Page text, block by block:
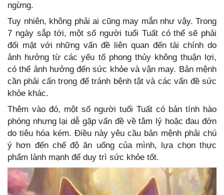
ngừng.
Tuy nhiên, không phải ai cũng may mắn như vậy. Trong
7 ngày sắp tới, một số người tuổi Tuất có thể sẽ phải
đối mặt với những vấn đề liên quan đến tài chính do
ảnh hưởng từ các yếu tố phong thủy không thuận lợi,
có thể ảnh hưởng đến sức khỏe và vận may. Bản mệnh
cần phải cẩn trọng để tránh bệnh tật và các vấn đề sức
khỏe khác.
Thêm vào đó, một số người tuổi Tuất có bản tính hào
phóng nhưng lại dễ gặp vấn đề về tâm lý hoặc đau đớn
do tiêu hóa kém. Điều này yêu cầu bản mệnh phải chú
ý hơn đến chế độ ăn uống của mình, lựa chọn thực
phẩm lành mạnh để duy trì sức khỏe tốt.